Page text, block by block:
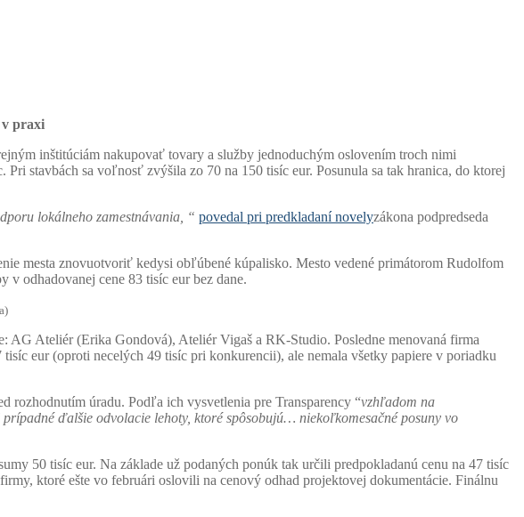
v praxi
inštitúciám nakupovať tovary a služby jednoduchým oslovením troch nimi
stavbách sa voľnosť zvýšila zo 70 na 150 tisíc eur. Posunula sa tak hranica, do ktorej
lokálneho zamestnávania, “ povedal pri predkladaní novelyzákona podpredseda
mesta znovuotvoriť kedysi obľúbené kúpalisko. Mesto vedené primátorom Rudolfom
v odhadovanej cene 83 tisíc eur bez dane.
Ateliér (Erika Gondová), Ateliér Vigaš a RK-Studio. Posledne menovaná firma
eur (oproti necelých 49 tisíc pri konkurencii), ale nemala všetky papiere v poriadku
rozhodnutím úradu. Podľa ich vysvetlenia pre Transparency “vzhľadom na
ďalšie odvolacie lehoty, ktoré spôsobujú… niekoľkomesačné posuny vo
50 tisíc eur. Na základe už podaných ponúk tak určili predpokladanú cenu na 47 tisíc
ktoré ešte vo februári oslovili na cenový odhad projektovej dokumentácie. Finálnu